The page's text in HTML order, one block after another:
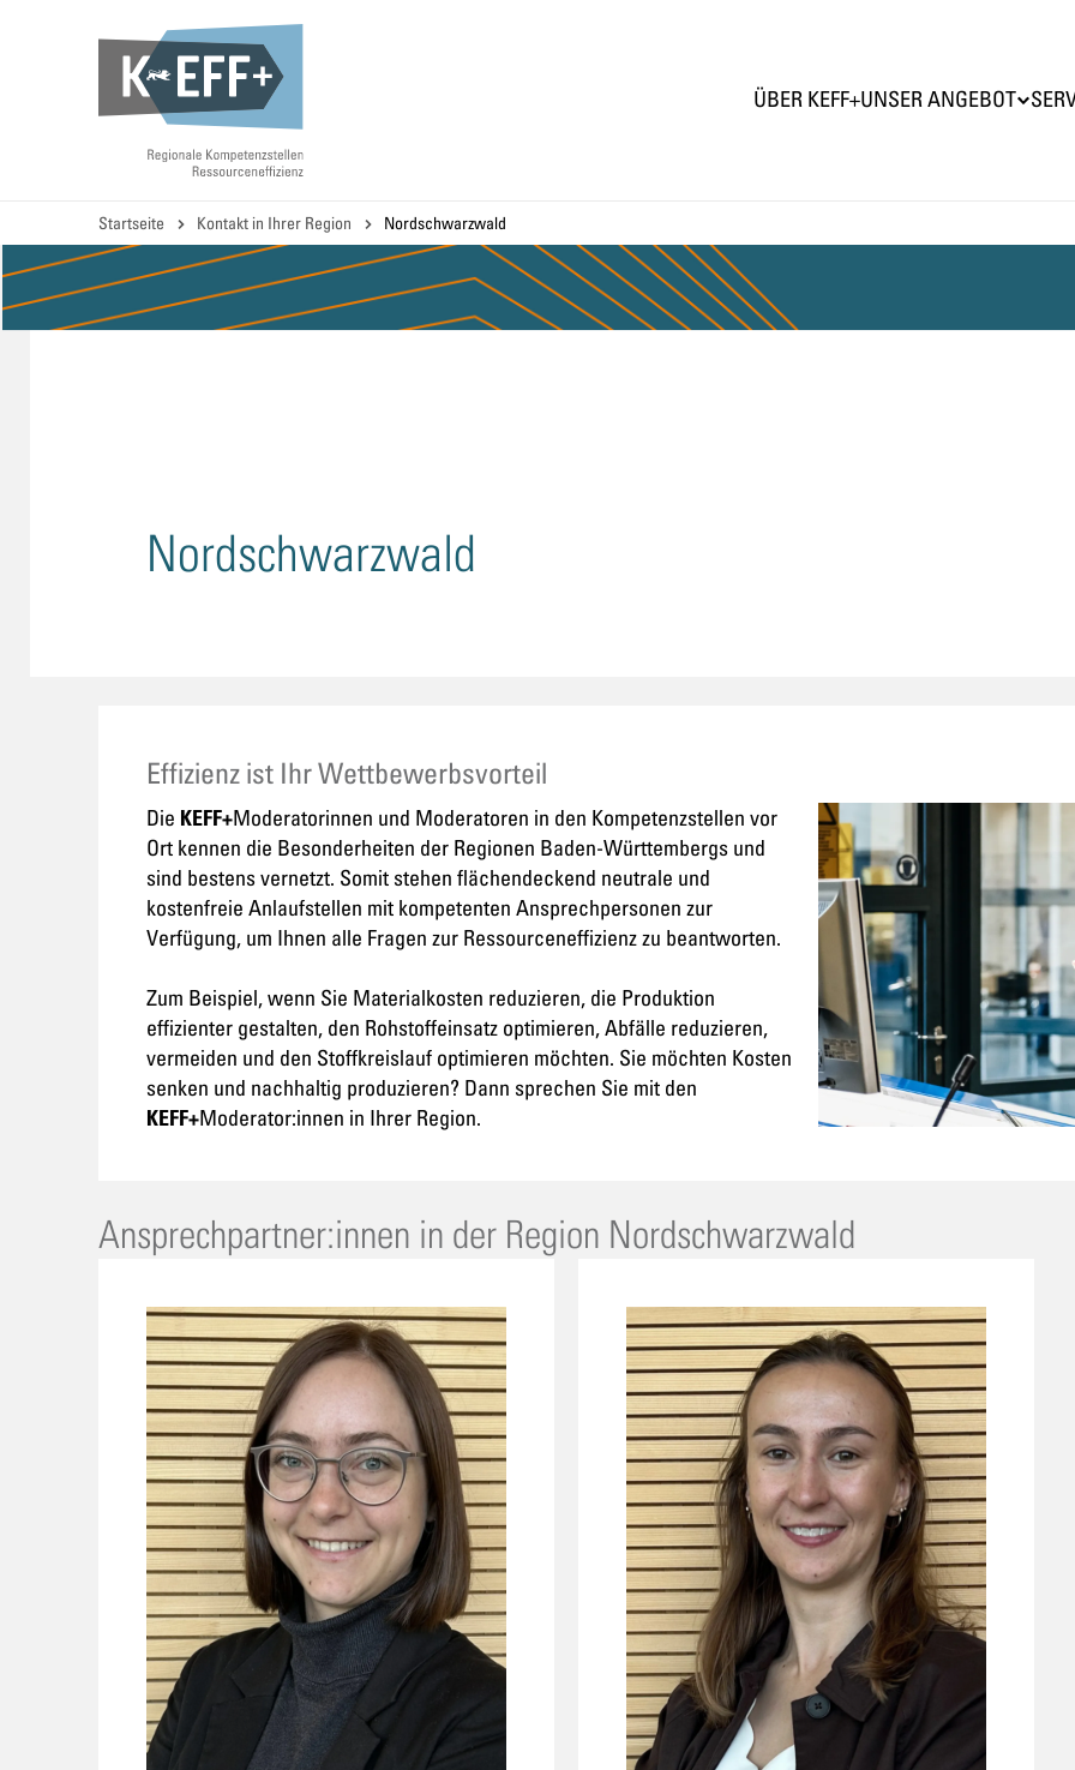
ÜBER KEFF+UNSER ANGEBOT
Startseite Kontakt in Ihrer Region Nordschwarzwald
Nordschwarzwald
Effizienz ist Ihr Wettbewerbsvorteil
Die KEFF+Moderatorinnen und Moderatoren in den Kompetenzstellen vor
Ort kennen die Besonderheiten der Regionen Baden-Württembergs und
sind bestens vernetzt. Somit stehen flächendeckend neutrale und
kostenfreie Anlaufstellen mit kompetenten Ansprechpersonen zur
Verfügung, um Ihnen alle Fragen zur Ressourceneffizienz zu beantworten.
Zum Beispiel, wenn Sie Materialkosten reduzieren, die Produktion
effizienter gestalten, den Rohstoffeinsatz optimieren, Abfälle reduzieren,
vermeiden und den Stoffkreislauf optimieren möchten. Sie möchten Kosten
senken und nachhaltig produzieren? Dann sprechen Sie mit den
KEFF+Moderator:innen in Ihrer Region.
Ansprechpartner:innen in der Region Nordschwarzwald
Ressourceneffizienz reduziert
Abhängigkeiten von Rohstoffen,
Energie und Lieferketten und
stärkt damit die
Handlungsfähigkeit von
Unternehmen.
Wer Ressourcen intelligent
einsetzt, schützt nicht nur die
Umwelt, sondern steigert
Effizienz, Planbarkeit und
Wettbewerbsfähigkeit.